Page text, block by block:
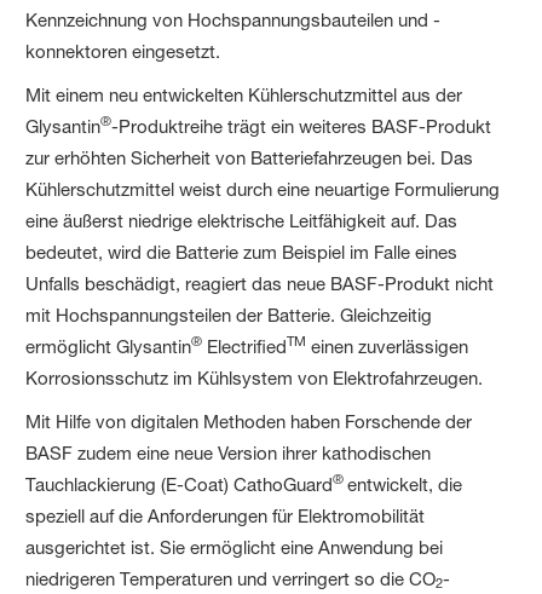
Kennzeichnung von Hochspannungsbauteilen und -
konnektoren eingesetzt.
Mit einem neu entwickelten Kühlerschutzmittel aus der
Glysantin®-Produktreihe trägt ein weiteres BASF-Produkt
zur erhöhten Sicherheit von Batteriefahrzeugen bei. Das
Kühlerschutzmittel weist durch eine neuartige Formulierung
eine äußerst niedrige elektrische Leitfähigkeit auf. Das
bedeutet, wird die Batterie zum Beispiel im Falle eines
Unfalls beschädigt, reagiert das neue BASF-Produkt nicht
mit Hochspannungsteilen der Batterie. Gleichzeitig
ermöglicht Glysantin® ElectrifiedTM einen zuverlässigen
Korrosionsschutz im Kühlsystem von Elektrofahrzeugen.
Mit Hilfe von digitalen Methoden haben Forschende der
BASF zudem eine neue Version ihrer kathodischen
Tauchlackierung (E-Coat) CathoGuard® entwickelt, die
speziell auf die Anforderungen für Elektromobilität
ausgerichtet ist. Sie ermöglicht eine Anwendung bei
niedrigeren Temperaturen und verringert so die CO2-